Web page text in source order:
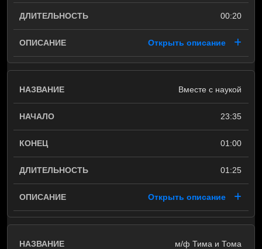
00:20
Открыть описание
Вместе с наукой
23:35
01:00
01:25
Открыть описание
м/ф Тима и Тома